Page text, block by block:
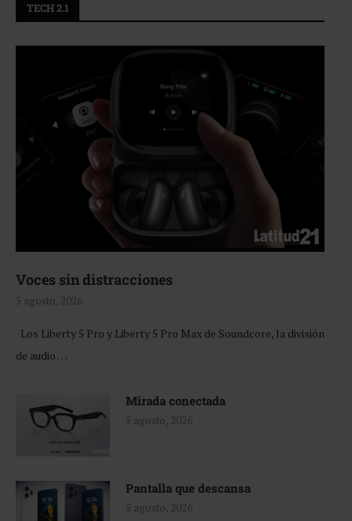
TECH 2.1
Voces sin distracciones
5 agosto, 2026
Los Liberty 5 Pro y Liberty 5 Pro Max de Soundcore, la división
de audio …
Mirada conectada
5 agosto, 2026
Pantalla que descansa
5 agosto, 2026